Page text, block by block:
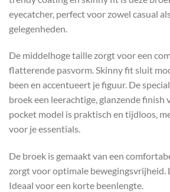
eyecatcher, perfect voor zowel casual
gelegenheden.
De middelhoge taille zorgt voor een
flatterende pasvorm. Skinny fit sluit
been en accentueert je figuur. De
broek een leerachtige, glanzende finish
pocket model is praktisch en tijdloos,
voor je essentials.
De broek is gemaakt van een
zorgt voor optimale bewegingsvrijheid.
Ideaal voor een korte beenlengte.